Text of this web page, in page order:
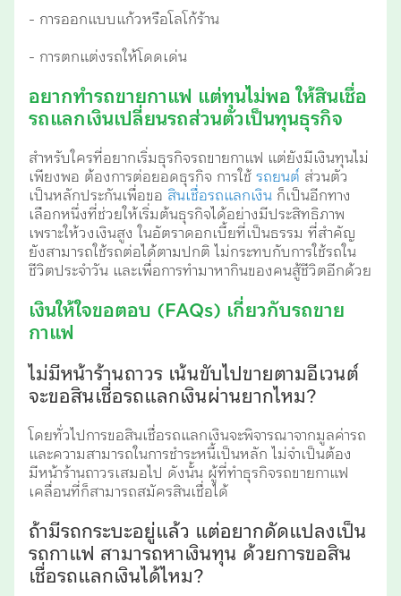
- การออกแบบแก้วหรือโลโก้ร้าน
- การตกแต่งรถให้โดดเด่น
อยากทำรถขายกาแฟ แต่ทุนไม่พอ ให้สินเชื่อ
รถแลกเงินเปลี่ยนรถส่วนตัวเป็นทุนธุรกิจ
สำหรับใครที่อยากเริ่มธุรกิจรถขายกาแฟ แต่ยังมีเงินทุนไม่
เพียงพอ ต้องการต่อยอดธุรกิจ การใช้รถยนต์ ส่วนตัว
เป็นหลักประกันเพื่อขอ สินเชื่อรถแลกเงิน ก็เป็นอีกทาง
เลือกหนึ่งที่ช่วยให้เริ่มต้นธุรกิจได้อย่างมีประสิทธิภาพ
เพราะให้วงเงินสูง ในอัตราดอกเบี้ยที่เป็นธรรม ที่สำคัญ
ยังสามารถใช้รถต่อได้ตามปกติ ไม่กระทบกับการใช้รถใน
ชีวิตประจำวัน และเพื่อการทำมาหากินของคนสู้ชีวิตอีกด้วย
เงินให้ใจขอตอบ (FAQs) เกี่ยวกับรถขาย
กาแฟ
ไม่มีหน้าร้านถาวร เน้นขับไปขายตามอีเวนต์
จะขอสินเชื่อรถแลกเงินผ่านยากไหม?
โดยทั่วไปการขอสินเชื่อรถแลกเงินจะพิจารณาจากมูลค่ารถ
และความสามารถในการชำระหนี้เป็นหลัก ไม่จำเป็นต้อง
มีหน้าร้านถาวรเสมอไป ดังนั้น ผู้ที่ทำธุรกิจรถขายกาแฟ
เคลื่อนที่ก็สามารถสมัครสินเชื่อได้
ถ้ามีรถกระบะอยู่แล้ว แต่อยากดัดแปลงเป็น
รถกาแฟ สามารถหาเงินทุน ด้วยการขอสิน
เชื่อรถแลกเงินได้ไหม?